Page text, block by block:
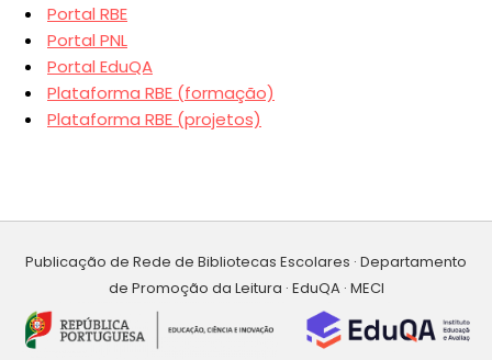
Portal RBE
Portal PNL
Portal EduQA
Plataforma RBE (formação)
Plataforma RBE (projetos)
Publicação de Rede de Bibliotecas Escolares · Departamento
de Promoção da Leitura · EduQA · MECI